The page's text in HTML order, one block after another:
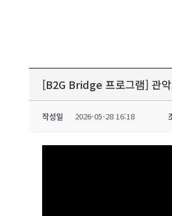
[B2G Bridge 프로그램] 관
작성일 2026-05-28 16:18